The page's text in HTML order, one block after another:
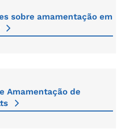
sobre amamentação em
Amamentação de